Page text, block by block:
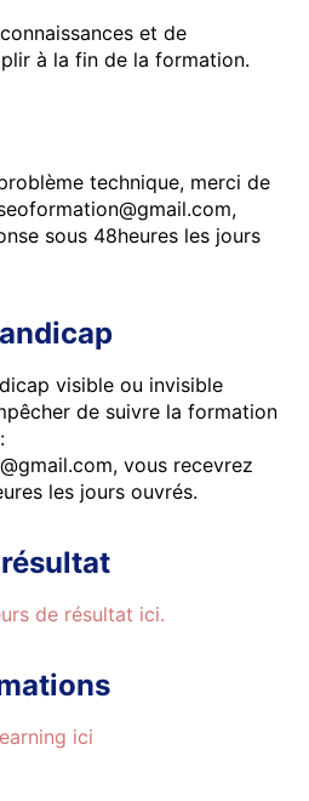
et de
à la fin de la formation.
technique, merci de
sous 48heures les jours
visible ou invisible
de suivre la formation
vous recevrez
les jours ouvrés.
de résultat ici.
ici